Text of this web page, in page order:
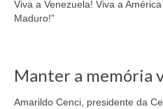
Viva a Venezuela! Viva a
Maduro!”
Manter a memória
Amarildo Cenci, presidente da